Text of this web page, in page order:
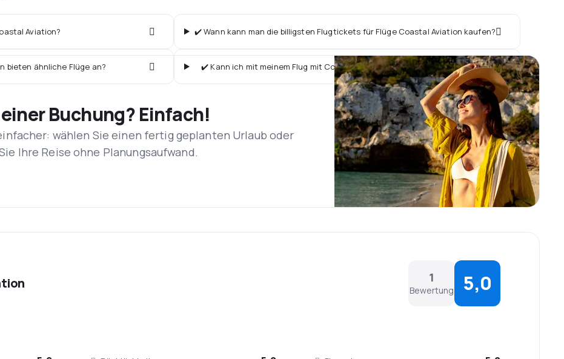
Aviation? ✔️ Wann kann man die billigsten Flugtickets für Flüge Coastal Aviation kaufen?
bieten ähnliche Flüge an? ✔️ Kann ich mit meinem Flug mit Coastal Aviation ein Hotel vor Ort buchen?
Buchung? Einfach!
wählen Sie einen fertig geplanten Urlaub oder
Ihre Reise ohne Planungsaufwand.
1
Bewertung 5,0